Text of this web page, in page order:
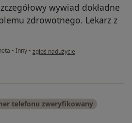
wywiad dokładne
zdrowotnego. Lekarz z
• Inny • w opinii użytkownika Pacjentka po
zgłoś nadużycie
telefonu zweryfikowany